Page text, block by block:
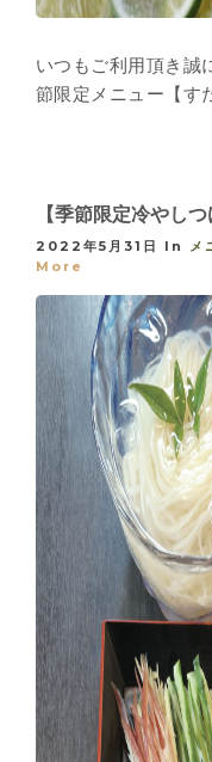
いつもご利用頂き誠
節限定メニュー【す
【季節限定冷やし
2022年5月31日 In メ
More